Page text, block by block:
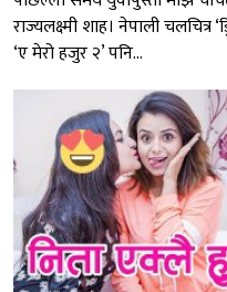
राज्यलक्ष्मी शाह। नेपाली चलचित्र
‘ए मेरो हजुर २’ पनि...